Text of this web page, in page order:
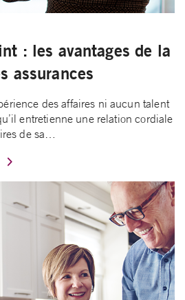
: les avantages de la
assurances
des affaires ni aucun talent
entretienne une relation cordiale
de sa…